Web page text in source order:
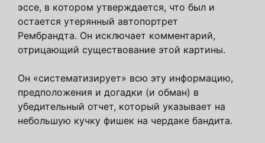
эссе, в котором утверждается, что был и
остается утерянный автопортрет
Рембрандта. Он исключает комментарий,
отрицающий существование этой картины.
Он «систематизирует» всю эту информацию,
предположения и догадки (и обман) в
убедительный отчет, который указывает на
небольшую кучку фишек на чердаке бандита.